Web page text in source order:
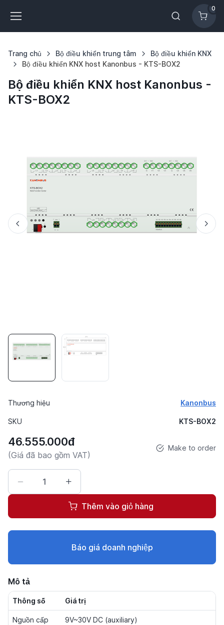
0
Trang chủ Bộ điều khiển trung tâm
Bộ điều khiển KNX
Bộ điều khiển KNX host Kanonbus - KTS-BOX2
Bộ điều khiển KNX host Kanonbus -
KTS-BOX2
Thương hiệu Kanonbus
SKU KTS-BOX2
46.555.000đ
(Giá đã bao gồm VAT)
Make to order
Thêm vào giỏ hàng
Báo giá doanh nghiệp
Mô tả
Thông số Giá trị
Nguồn cấp 9V~30V DC (auxiliary)